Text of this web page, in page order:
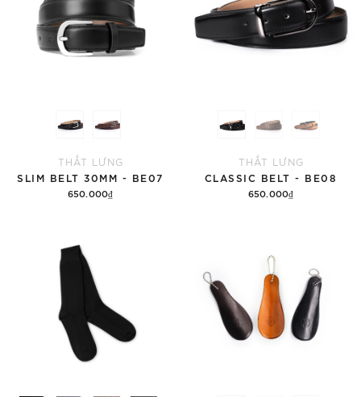
THẮT LƯNG
SLIM BELT 30MM - BE07
650.000₫
THẮT LƯNG
CLASSIC BELT - BE08
650.000₫